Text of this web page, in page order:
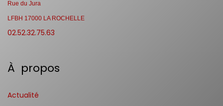
Rue du Jura
LFBH 17000 LA ROCHELLE
02.52.32.75.63
À propos
Actualité